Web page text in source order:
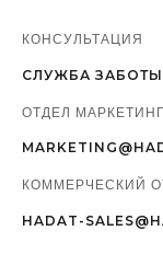
HADAT-
СЛУЖБА ЗАБОТЫ
КОНСУЛЬТАЦИЯ
ОТДЕЛ
КОММЕРЧЕСКИЙ